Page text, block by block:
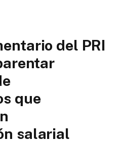
del PRI
que
salarial